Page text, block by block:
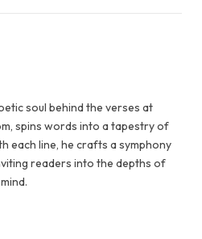
soul behind the verses at
spins words into a tapestry of
each line, he crafts a symphony
readers into the depths of